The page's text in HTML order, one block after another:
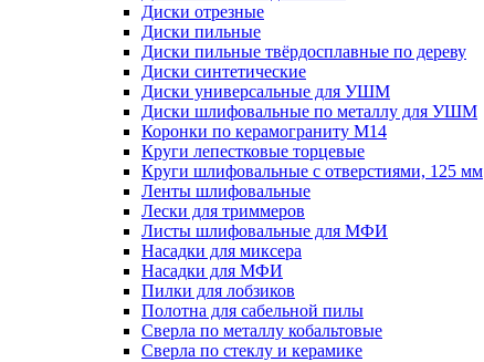
Диски отрезные
Диски пильные
Диски пильные твёрдосплавные по дереву
Диски синтетические
Диски универсальные для УШМ
Диски шлифовальные по металлу для УШМ
Коронки по керамограниту M14
Круги лепестковые торцевые
Круги шлифовальные с отверстиями, 125 мм
Ленты шлифовальные
Лески для триммеров
Листы шлифовальные для МФИ
Насадки для миксера
Насадки для МФИ
Пилки для лобзиков
Полотна для сабельной пилы
Сверла по металлу кобальтовые
Сверла по стеклу и керамике